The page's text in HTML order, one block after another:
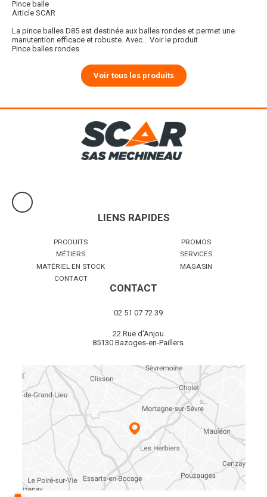
Pince balle
Article SCAR
La pince balles D85 est destinée aux balles rondes et permet une
manutention efficace et robuste. Avec... Voir le produit
Pince balles rondes
Voir tous les produits
LIENS RAPIDES
PRODUITS
PROMOS
MÉTIERS
SERVICES
MATÉRIEL EN STOCK
MAGASIN
CONTACT
CONTACT
02 51 07 72 39
22 Rue d'Anjou
85130 Bazoges-en-Paillers